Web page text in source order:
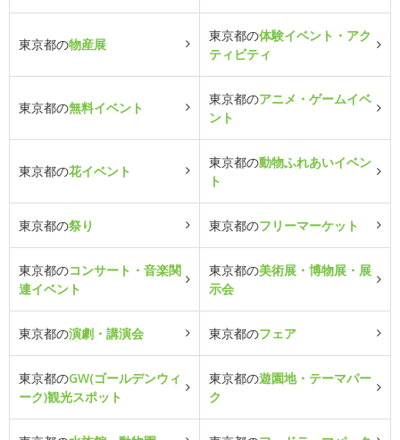
東京都の物産展
東京都の体験イベント・アク
ティビティ
東京都の無料イベント
東京都のアニメ・ゲームイベ
ント
東京都の花イベント
東京都の動物ふれあいイベン
ト
東京都の祭り 東京都のフリーマーケット
東京都のコンサート・音楽関
連イベント
東京都の美術展・博物展・展
示会
東京都の演劇・講演会 東京都のフェア
東京都のGW(ゴールデンウィ
ーク)観光スポット
東京都の遊園地・テーマパー
ク